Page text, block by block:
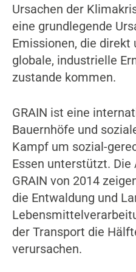
Ursachen der
eine grundlegende
Emissionen, die
globale, industrielle
zustande kommen.
GRAIN ist eine
Bauernhöfe und
Kampf um sozial-
Essen unterstützt.
GRAIN von 2014
die Entwaldung und
der Transport die
verursachen.